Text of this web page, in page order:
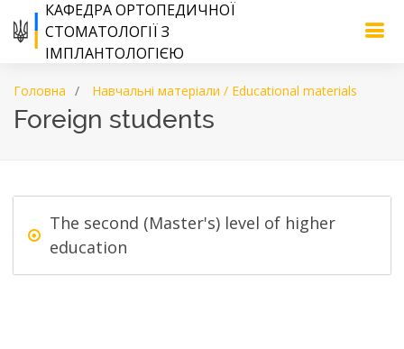
КАФЕДРА ОРТОПЕДИЧНОЇ
СТОМАТОЛОГІЇ З
ІМПЛАНТОЛОГІЄЮ
Головна Навчальні матеріали / Educational materials
Foreign students
The second (Master's) level of higher
education